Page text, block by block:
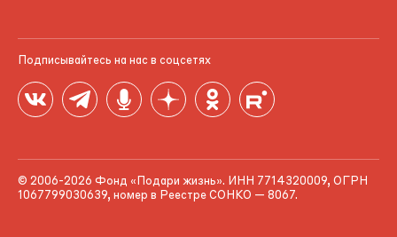
Подписывайтесь на нас в соцсетях
© 2006-2026 Фонд «Подари жизнь». ИНН 7714320009, ОГРН
1067799030639, номер в Реестре СОНКО — 8067.